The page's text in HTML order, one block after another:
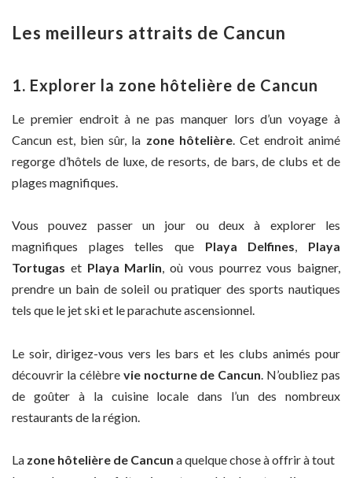
Les meilleurs attraits de Cancun
1. Explorer la zone hôtelière de Cancun
Le premier endroit à ne pas manquer lors d’un voyage à
Cancun est, bien sûr, la zone hôtelière. Cet endroit animé
regorge d’hôtels de luxe, de resorts, de bars, de clubs et de
plages magnifiques.
Vous pouvez passer un jour ou deux à explorer les
magnifiques plages telles que Playa Delfines, Playa
Tortugas et Playa Marlin, où vous pourrez vous baigner,
prendre un bain de soleil ou pratiquer des sports nautiques
tels que le jet ski et le parachute ascensionnel.
Le soir, dirigez-vous vers les bars et les clubs animés pour
découvrir la célèbre vie nocturne de Cancun . N’oubliez pas
de goûter à la cuisine locale dans l’un des nombreux
restaurants de la région.
La zone hôtelière de Cancun a quelque chose à offrir à tout